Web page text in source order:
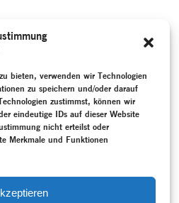
bieten, verwenden wir Technologien
zu speichern und/oder darauf
zustimmst, können wir
eindeutige IDs auf dieser Website
nicht erteilst oder
Merkmale und Funktionen